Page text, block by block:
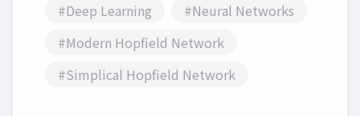
#Deep Learning
#Neural Networks
#Modern Hopfield Network
#Simplical Hopfield Network